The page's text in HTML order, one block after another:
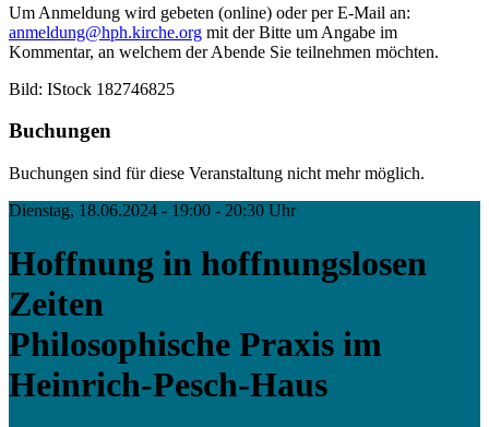
Um Anmeldung wird gebeten (online) oder per E-Mail an:
anmeldung@hph.kirche.org mit der Bitte um Angabe im
Kommentar, an welchem der Abende Sie teilnehmen möchten.
Bild: IStock 182746825
Buchungen
Buchungen sind für diese Veranstaltung nicht mehr möglich.
Dienstag, 18.06.2024 - 19:00 - 20:30 Uhr
Hoffnung in hoffnungslosen
Zeiten
Philosophische Praxis im
Heinrich-Pesch-Haus